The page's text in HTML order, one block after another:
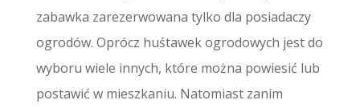
zabawka zarezerwowana tylko dla posiadaczy
ogrodów. Oprócz huśtawek ogrodowych jest do
wyboru wiele innych, które można powiesić lub
postawić w mieszkaniu. Natomiast zanim